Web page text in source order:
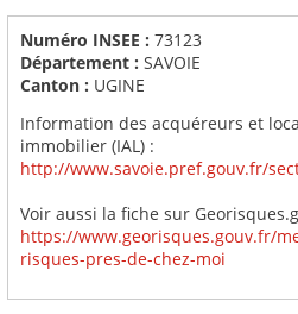
Numéro INSEE : 73123
Département : SAVOIE
Canton : UGINE
Information des acquéreurs et
immobilier (IAL) :
http://www.savoie.pref.gouv.fr/
Voir aussi la fiche sur
https://www.georisques.gouv.fr/
risques-pres-de-chez-moi